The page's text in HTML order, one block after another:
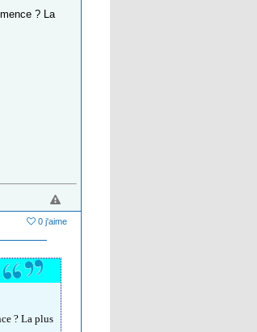
? La
0 j'aime
? La plus